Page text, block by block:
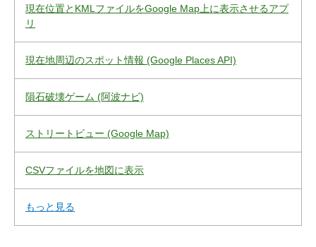
現在位置とKMLファイルをGoogle Map上に表示させるアプ
リ
現在地周辺のスポット情報 (Google Places API)
隕石破壊ゲーム (阿波ナビ)
ストリートビュー (Google Map)
CSVファイルを地図に表示
もっと見る